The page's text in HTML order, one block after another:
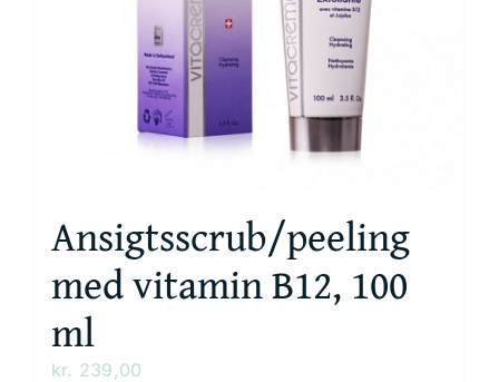
Ansigtsscrub/peeling
med vitamin B12, 100
ml
kr. 239,00